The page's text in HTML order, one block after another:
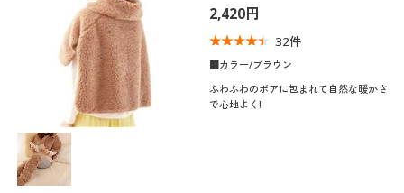
キッチン・雑貨・日用品
家具・収納
寝具・ベッド
カーテン・ラグ・ファブリック
美容・健康通販すべて
美容・健康・サプリメント
制服・スクール
制服・スクールすべて
制服・学生服
ジュニア・ティーンズ下着
大きいサイズ
大きいサイズ通販すべて
大きいサイズ レディース服
バーゲン
バーゲンセール
詳細検索
(5)
(4〜4.9)
2,420円
32件
■カラー/ブラウン
ふわふわのボアに包まれて自然な暖かさ
で心地よく!